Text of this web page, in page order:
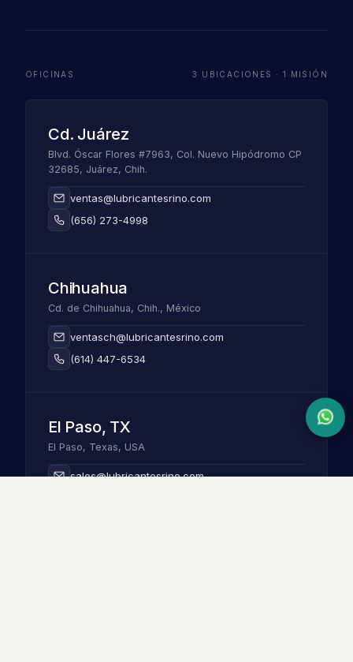
OFICINAS 3 UBICACIONES · 1 MISIÓN
Cd. Juárez
Blvd. Óscar Flores #7963, Col. Nuevo Hipódromo CP
32685, Juárez, Chih.
ventas@lubricantesrino.com
(656) 273-4998
Chihuahua
Cd. de Chihuahua, Chih., México
ventasch@lubricantesrino.com
(614) 447-6534
El Paso, TX
El Paso, Texas, USA
sales@lubricantesrino.com